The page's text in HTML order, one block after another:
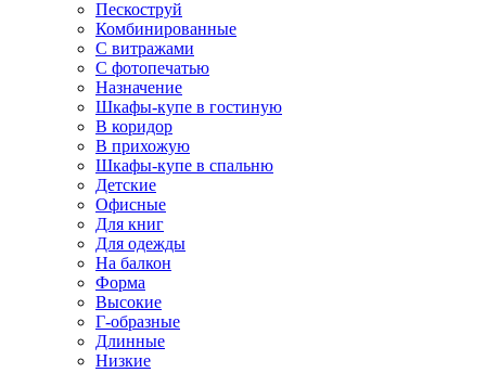
Пескоструй
Комбинированные
С витражами
С фотопечатью
Назначение
Шкафы-купе в гостиную
В коридор
В прихожую
Шкафы-купе в спальню
Детские
Офисные
Для книг
Для одежды
На балкон
Форма
Высокие
Г-образные
Длинные
Низкие